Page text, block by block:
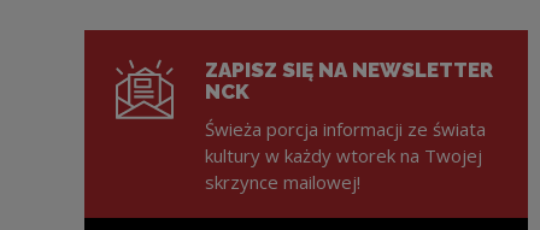
ZAPISZ SIĘ NA NEWSLETTER
NCK
Świeża porcja informacji ze świata
kultury w każdy wtorek na Twojej
skrzynce mailowej!